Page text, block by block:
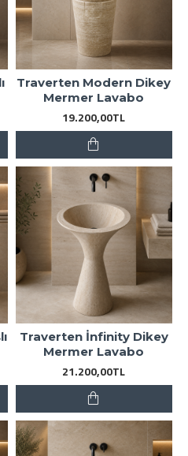
Traverten Modern Dikey
Mermer Lavabo
19.200,00TL
Traverten İnfinity Dikey
Mermer Lavabo
21.200,00TL